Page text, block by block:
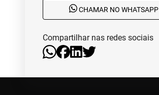
CHAMAR NO WHATSAPP
Compartilhar nas redes sociais